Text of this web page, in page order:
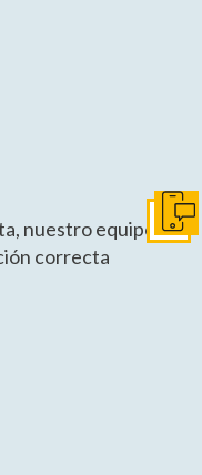
nuestro equipo
correcta
Ir a